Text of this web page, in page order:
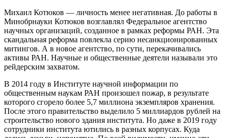
Михаил Котюков — личность менее негативная. До работы в
Минобрнауки Котюков возглавлял Федеральное агентство
научных организаций, созданное в рамках реформы РАН. Эта
скандальная реформа повлекла серию несанкционированных
митингов. А в новое агентство, по сути, перекачивались
активы РАН. Научные и общественные деятели называли это
рейдерским захватом.
В 2014 году в Институте научной информации по
общественным наукам РАН произошел пожар, в результате
которого сгорело более 5,7 миллиона экземпляров хранения.
После этого правительство выделило 5 миллиардов рублей на
строительство нового здания института. Но даже в 2019 году
сотрудники института ютились в разных корпусах. Куда